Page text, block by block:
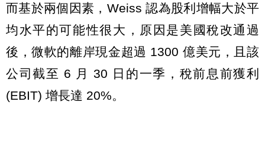
而基於兩個因素，Weiss 認為股利增幅大於平
均水平的可能性很大，原因是美國稅改通過
後，微軟的離岸現金超過 1300 億美元，且該
公司截至 6 月 30 日的一季，稅前息前獲利
(EBIT) 增長達 20%。